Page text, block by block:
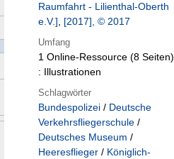
Raumfahrt - Lilienthal-Oberth
e.V.], [2017], © 2017
Umfang
1 Online-Ressource (8 Seiten)
: Illustrationen
Schlagwörter
Bundespolizei / Deutsche
Verkehrsfliegerschule /
Deutsches Museum /
Heeresflieger / Königlich-